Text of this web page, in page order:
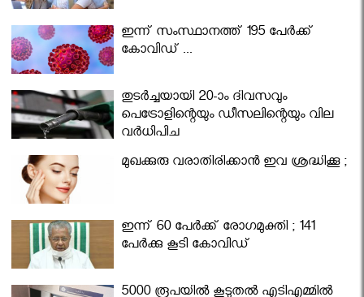
ഇന്ന് സംസ്ഥാനത്ത് 195 പേര്‍ക്ക്
കോവിഡ് ...
തുടർച്ചയായി 20-ാം ദിവസവും
പെട്രോളിന്റെയും ഡീസലിന്റെയും വില
വര്‍ധിപ്പിച്ചു
മുഖക്കുരു വരാതിരിക്കാന്‍ ഇവ ശ്രദ്ധിക്കൂ ;
ഇന്ന് 60 പേർക്ക് രോഗമുക്തി ; 141
പേര്‍ക്കു കൂടി കോവിഡ്